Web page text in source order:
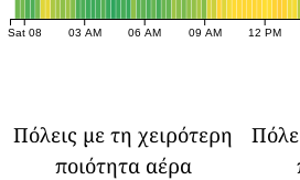
Sat 08 03 AM 06 AM 09 AM 12 PM
Πόλεις με τη χειρότερη
ποιότητα αέρα